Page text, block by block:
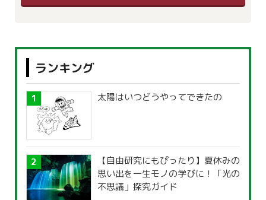
ランキング
太陽はいつどうやってできたの
【自由研究にもぴったり】夏休みの
思い出を一生モノの学びに！「光の
不思議」探究ガイド